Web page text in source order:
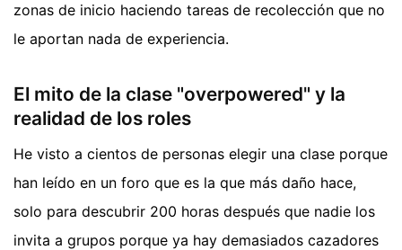
zonas de inicio haciendo tareas de recolección que no
le aportan nada de experiencia.
El mito de la clase "overpowered" y la
realidad de los roles
He visto a cientos de personas elegir una clase porque
han leído en un foro que es la que más daño hace,
solo para descubrir 200 horas después que nadie los
invita a grupos porque ya hay demasiados cazadores